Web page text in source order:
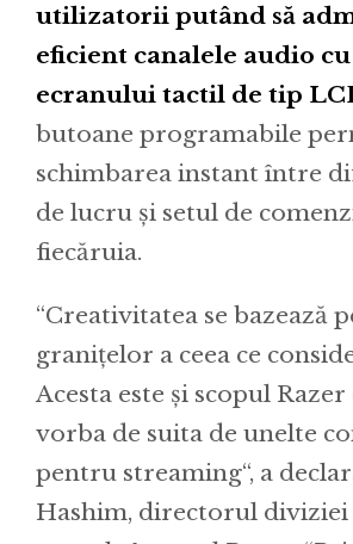
utilizatorii putând să
eficient canalele audio
ecranului tactil de tip
butoane programabile
schimbarea instant între
de lucru și setul de
fiecăruia.
“Creativitatea se bazează
granițelor a ceea ce
Acesta este și scopul
vorba de suita de unelte
pentru streaming“, a
Hashim, directorul diviziei